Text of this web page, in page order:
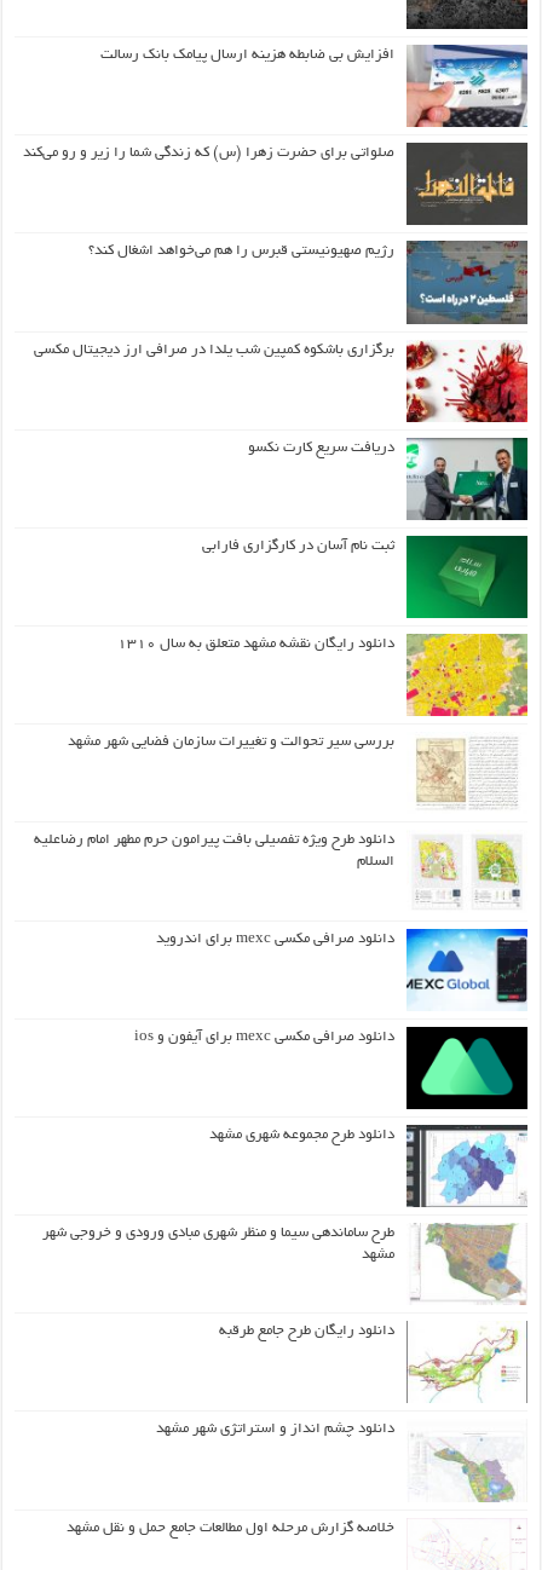
افزایش بی ضابطه هزینه ارسال پیامک بانک رسالت
صلواتی برای حضرت زهرا (س) که زندگی شما را زیر و رو می‌کند
رژیم صهیونیستی قبرس را هم می‌خواهد اشغال کند؟
برگزاری باشکوه کمپین شب یلدا در صرافی ارز دیجیتال مکسی
دریافت سریع کارت نکسو
ثبت نام آسان در کارگزاری فارابی
دانلود رایگان نقشه مشهد متعلق به سال ۱۳۱۰
بررسی سیر تحوالت و تغییرات سازمان فضایی شهر مشهد
دانلود طرح ويژه تفصيلي بافت پيرامون حرم مطهر امام رضاعليه
السلام
دانلود صرافی مکسی mexc برای اندروید
دانلود صرافی مکسی mexc برای آیفون و ios
دانلود طرح مجموعه شهری مشهد
طرح ساماندهی سیما و منظر شهری مبادی ورودی و خروجی شهر
مشهد
دانلود رایگان طرح جامع طرقبه
دانلود چشم انداز و استراتژی شهر مشهد
خلاصه گزارش مرحله اول مطالعات جامع حمل و نقل مشهد